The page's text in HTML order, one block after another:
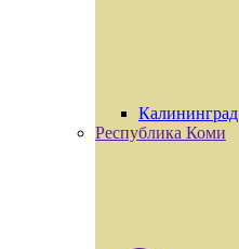
Калининград
Республика Коми